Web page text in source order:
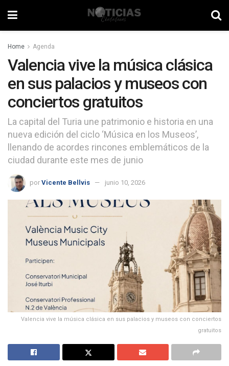
Home Agenda
Valencia vive la música clásica
en sus palacios y museos con
conciertos gratuitos
La capital del Turia une patrimonio e historia en una
nueva edición del ciclo ‘Música en los Museos’,
llenando de acordes rincones emblemáticos de la
ciudad durante este mes de junio
por Vicente Bellvis junio 10, 2026
Valencia vive la música clásica en sus palacios y museos con conciertos
gratuitos